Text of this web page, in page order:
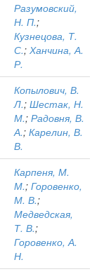
Разумовский,
Н. П.;
Кузнецова, Т.
С.; Ханчина, А.
Р.
Копылович, В.
Л.; Шестак, Н.
М.; Радовня, В.
А.; Карелин, В.
В.
Карпеня, М.
М.; Горовенко,
М. В.;
Медведская,
Т. В.;
Горовенко, А.
Н.